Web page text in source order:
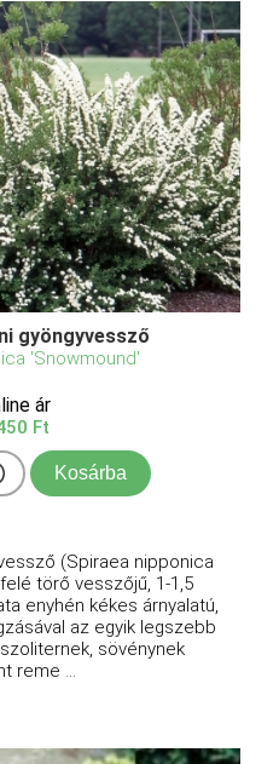
gyöngyvessző
'Snowmound'
ár
Ft
Kosárba
(Spiraea nipponica
törő vesszőjű, 1-1,5
enyhén kékes árnyalatú,
az egyik legszebb
sövénynek
reme ...